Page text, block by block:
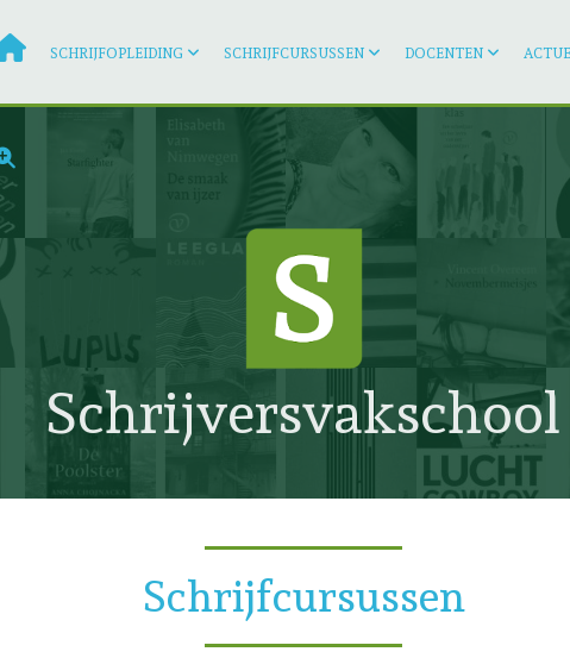
SCHRIJFOPLEIDING SCHRIJFCURSUSSEN DOCENTEN
Schrijversvakschool
Schrijfcursussen